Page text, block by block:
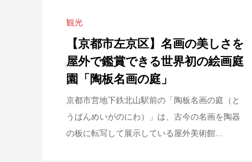
観光
【京都市左京区】名画の美しさを
屋外で鑑賞できる世界初の絵画庭
園「陶板名画の庭」
京都市営地下鉄北山駅前の「陶板名画の庭（と
うばんめいがのにわ）」は、古今の名画を陶器
の板に転写して展示している屋外美術館...